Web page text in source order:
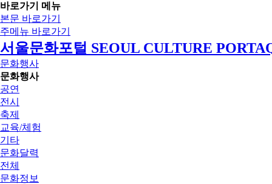
바로가기 메뉴
본문 바로가기
주메뉴 바로가기
서울문화포털 SEOUL CULTURE
문화행사
문화행사
공연
전시
축제
교육/체험
기타
문화달력
전체
문화정보